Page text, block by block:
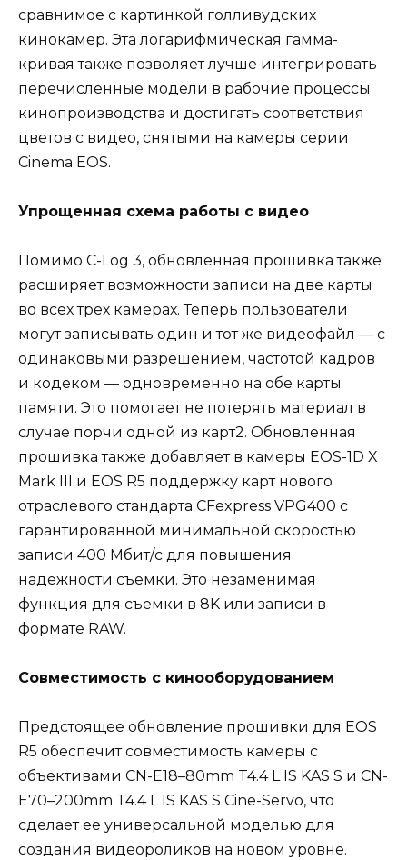
сравнимое с картинкой голливудских
кинокамер. Эта логарифмическая гамма-
кривая также позволяет лучше интегрировать
перечисленные модели в рабочие процессы
кинопроизводства и достигать соответствия
цветов с видео, снятыми на камеры серии
Cinema EOS.
Упрощенная схема работы с видео
Помимо C-Log 3, обновленная прошивка также
расширяет возможности записи на две карты
во всех трех камерах. Теперь пользователи
могут записывать один и тот же видеофайл — с
одинаковыми разрешением, частотой кадров
и кодеком — одновременно на обе карты
памяти. Это помогает не потерять материал в
случае порчи одной из карт2. Обновленная
прошивка также добавляет в камеры EOS-1D X
Mark III и EOS R5 поддержку карт нового
отраслевого стандарта CFexpress VPG400 с
гарантированной минимальной скоростью
записи 400 Мбит/с для повышения
надежности съемки. Это незаменимая
функция для съемки в 8K или записи в
формате RAW.
Совместимость с кинооборудованием
Предстоящее обновление прошивки для EOS
R5 обеспечит совместимость камеры с
объективами CN-E18–80mm T4.4 L IS KAS S и CN-
E70–200mm T4.4 L IS KAS S Cine-Servo, что
сделает ее универсальной моделью для
создания видеороликов на новом уровне.